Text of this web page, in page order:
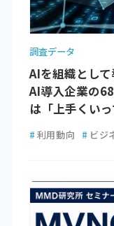
調査データ
AIを組織とし
AI導入企業の
は「上手くい
# 利用動向 # ビジ